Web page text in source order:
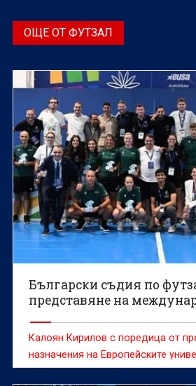
ОЩЕ ОТ ФУТЗАЛ
Български съдия по
представяне на
Калоян Кирилов с поредица от
назначения на Европейските